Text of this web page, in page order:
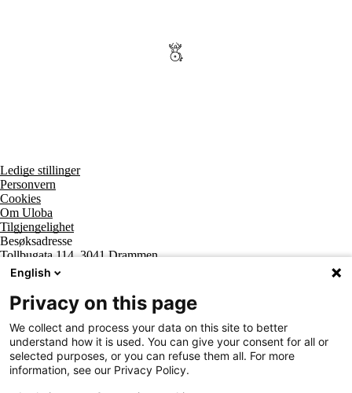
Ledige stillinger
Personvern
Cookies
Om Uloba
Tilgjengelighet
Besøksadresse
Tollbugata 114, 3041 Drammen
Postadresse
Supportsenter tlf
800 20 202
Sentralbord tlf
32 20 59 10
Organisasjonsnummer
963 890 095
English
Privacy on this page
We collect and process your data on this site to better
understand how it is used. You can give your consent for all or
selected purposes, or you can refuse them all. For more
information, see our Privacy Policy.